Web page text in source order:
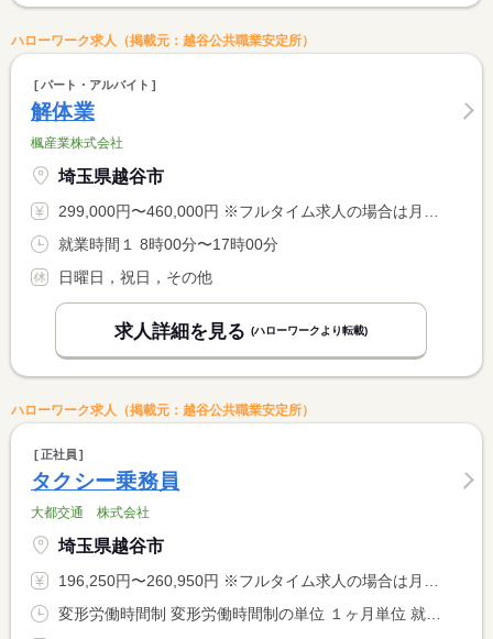
ハローワーク求人（掲載元：越谷公共職業安定所）
パート・アルバイト
解体業
楓産業株式会社
埼玉県越谷市
299,000円〜460,000円 ※フルタイム求人の場合は月額（換算額）、パート求人の場合は時間額を表示しています。
就業時間１ 8時00分〜17時00分
日曜日，祝日，その他
求人詳細を見る (ハローワークより転載)
ハローワーク求人（掲載元：越谷公共職業安定所）
正社員
タクシー乗務員
大都交通 株式会社
埼玉県越谷市
196,250円〜260,950円 ※フルタイム求人の場合は月額（換算額）、パート求人の場合は時間額を表示しています。